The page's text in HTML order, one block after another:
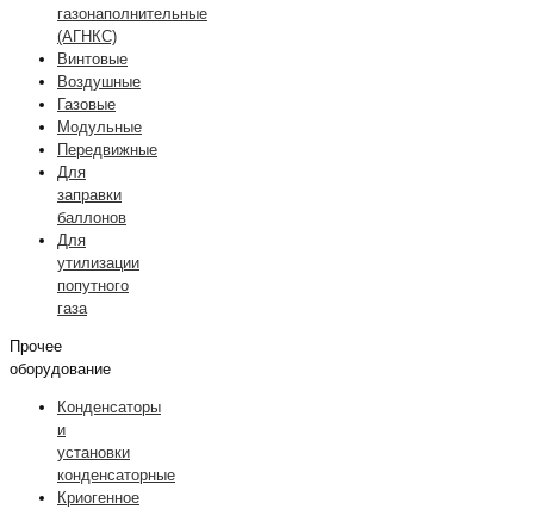
газонаполнительные
(АГНКС)
Винтовые
Воздушные
Газовые
Модульные
Передвижные
Для
заправки
баллонов
Для
утилизации
попутного
газа
Прочее
оборудование
Конденсаторы
и
установки
конденсаторные
Криогенное